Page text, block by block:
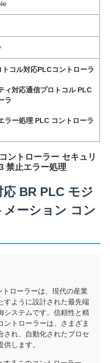
トコル対応PLCコントローラ
ィ対応通信プロトコル PLC
ラ
ラー処理 PLC コントローラ
ントローラー セキュリ
禁止エラー処理
BR PLC モジ
メーション コン
ローラーは、現代の産業
すように設計された最先端
システムです。信頼性と精
ントローラーは、さまざま
され、自動化されたプロセ
します。